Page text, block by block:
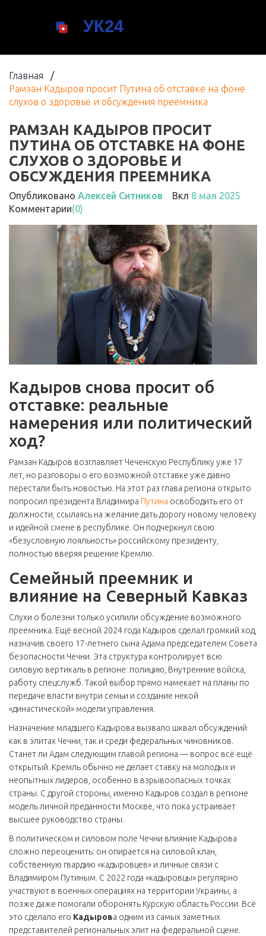
Главная /
Рамзан Кадыров просит Путина об отставке на фоне
слухов о здоровье и обсуждения преемника
РАМЗАН КАДЫРОВ ПРОСИТ
ПУТИНА ОБ ОТСТАВКЕ НА ФОНЕ
СЛУХОВ О ЗДОРОВЬЕ И
ОБСУЖДЕНИЯ ПРЕЕМНИКА
Опубликовано Алексей Ситников Вкл 8 мая 2025
Комментарии(0)
Кадыров снова просит об
отставке: реальные
намерения или политический
ход?
Рамзан Кадыров возглавляет Чеченскую Республику уже 17
лет, но разговоры о его возможной отставке уже давно
перестали быть новостью. На этот раз глава региона открыто
попросил президента Владимира Путина освободить его от
должности, ссылаясь на желание дать дорогу новому человеку
и идейной смене в республике. Он подчеркнул свою
«безусловную лояльность» российскому президенту,
полностью вверяя решение Кремлю.
Семейный преемник и
влияние на Северный Кавказ
Слухи о болезни только усилили обсуждение возможного
преемника. Ещё весной 2024 года Кадыров сделал громкий ход,
назначив своего 17-летнего сына Адама председателем Совета
безопасности Чечни. Эта структура контролирует всю
силовую вертикаль в регионе: полицию, Внутренние войска,
работу спецслужб. Такой выбор прямо намекает на планы по
передаче власти внутри семьи и создание некой
«династической» модели управления.
Назначение младшего Кадырова вызвало шквал обсуждений
как в элитах Чечни, так и среди федеральных чиновников.
Станет ли Адам следующим главой региона — вопрос всё ещё
открытый. Кремль обычно не делает ставку на молодых и
неопытных лидеров, особенно в взрывоопасных точках
страны. С другой стороны, именно Кадыров создал в регионе
модель личной преданности Москве, что пока устраивает
высшее руководство страны.
В политическом и силовом поле Чечни влияние Кадырова
сложно переоценить: он опирается на силовой клан,
собственную гвардию «кадыровцев» и личные связи с
Владимиром Путиным. С 2022 года «кадыровцы» регулярно
участвуют в военных операциях на территории Украины, а
позже даже помогали оборонять Курскую область России. Всё
это сделало его Кадырова одним из самых заметных
представителей региональных элит на федеральной сцене.